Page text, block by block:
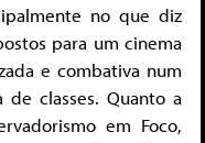
no que diz
para um cinema
e combativa num
classes. Quanto a
em Foco,